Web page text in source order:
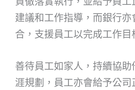
建議和工作指導，而銀行
合，支援員工以完成工作目
善待員工如家人，持續協
涯規劃，員工亦會給予公司